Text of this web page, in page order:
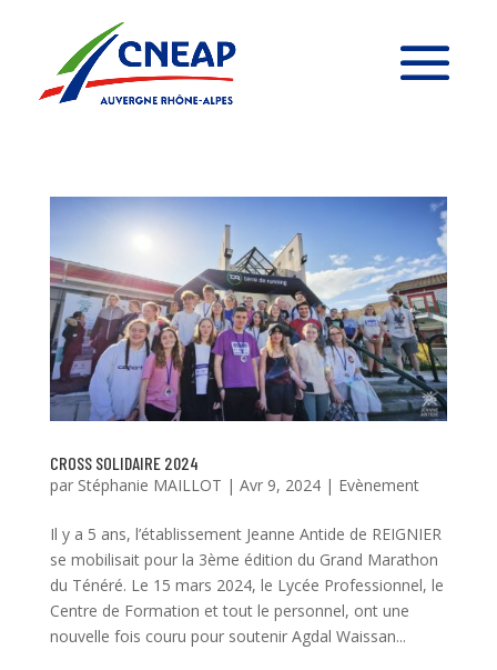
CROSS SOLIDAIRE 2024
par Stéphanie MAILLOT | Avr 9, 2024| Evènement
Il y a 5 ans, l’établissement Jeanne Antide de REIGNIER
se mobilisait pour la 3ème édition du Grand Marathon
du Ténéré. Le 15 mars 2024, le Lycée Professionnel, le
Centre de Formation et tout le personnel, ont une
nouvelle fois couru pour soutenir Agdal Waissan...